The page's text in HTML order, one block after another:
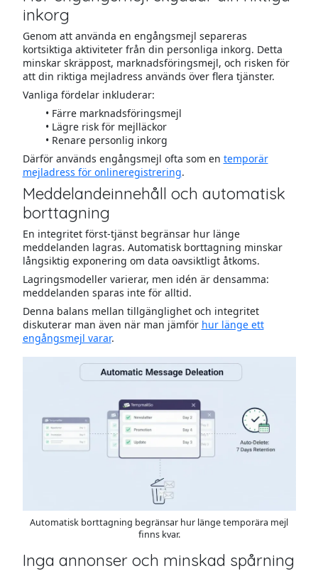
inkorg
Genom att använda en engångsmejl separeras
kortsiktiga aktiviteter från din personliga inkorg. Detta
minskar skräppost, marknadsföringsmejl, och risken för
att din riktiga mejladress används över flera tjänster.
Vanliga fördelar inkluderar:
Färre marknadsföringsmejl
Lägre risk för mejlläckor
Renare personlig inkorg
Därför används engångsmejl ofta som en temporär
mejladress för onlineregistrering.
Meddelandeinnehåll och automatisk
borttagning
En integritet först-tjänst begränsar hur länge
meddelanden lagras. Automatisk borttagning minskar
långsiktig exponering om data oavsiktligt åtkoms.
Lagringsmodeller varierar, men idén är densamma:
meddelanden sparas inte för alltid.
Denna balans mellan tillgänglighet och integritet
diskuterar man även när man jämför hur länge ett
engångsmejl varar.
Automatisk borttagning begränsar hur länge temporära mejl
finns kvar.
Inga annonser och minskad spårning